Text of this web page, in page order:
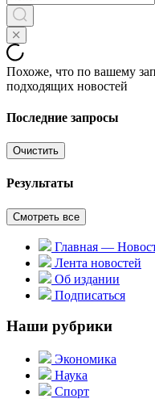
Похоже, что по вашему
подходящих новостей
Последние запросы
Очистить
Результаты
Смотреть все
Главная —
Лента новостей
Об издании
Подписаться
Наши рубрики
Экономика
Наука
Спорт